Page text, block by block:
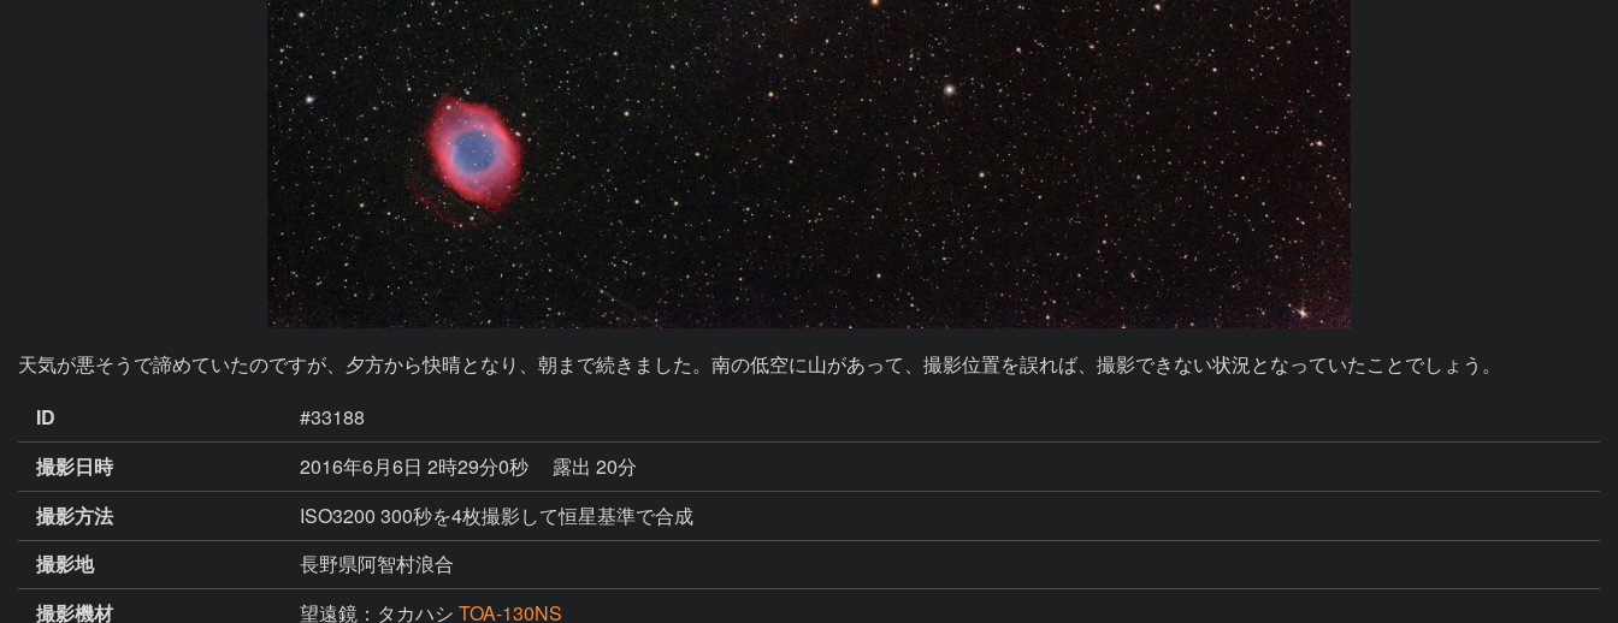
天気が悪そうで諦めていたのですが、夕方から快晴となり、朝まで続きました。南の低空に山があって、撮影位置を誤れば、撮影できない状況となっていたことでしょう。
ID
#33188
撮影日時
2016年6月6日 2時29分0秒
露出 20分
撮影方法
ISO3200 300秒を4枚撮影して恒星基準で合成
撮影地
長野県阿智村浪合
撮影機材
望遠鏡：タカハシ TOA-130NS